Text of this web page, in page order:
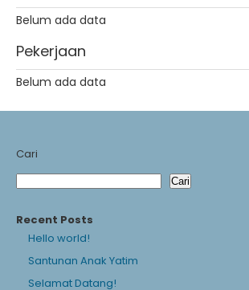
Belum ada data
Pekerjaan
Belum ada data
Cari
Cari
Recent Posts
Hello world!
Santunan Anak Yatim
Selamat Datang!